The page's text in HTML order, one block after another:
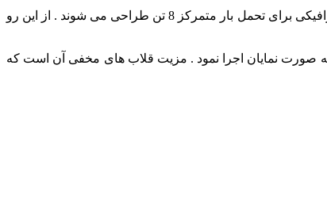
ضخامت و نوع آرماتوربندی بستگی به وضعیت ترافیک روی درب دارد . بر اساس نشریه 139 سازمان مدیریت و برنامه ریزی کشور درب های ترافیکی برای تحمل بار متمرکز 8 تن طراحی می شوند . از این رو
صورت نمایان اجرا نمود . مزیت قلاب های مخفی آن است که